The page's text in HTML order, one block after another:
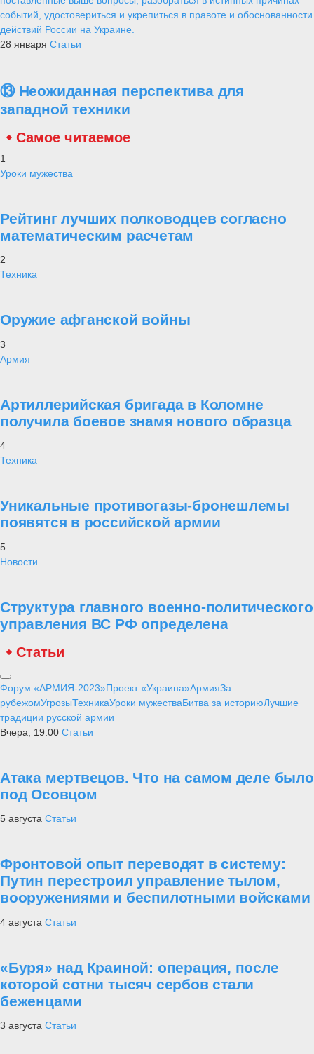
событий, удостовериться и укрепиться в правоте и обоснованности
действий России на Украине.
28 января Статьи
⑬ Неожиданная перспектива для
западной техники
Самое читаемое
1
Уроки мужества
Рейтинг лучших полководцев согласно
математическим расчетам
2
Техника
Оружие афганской войны
3
Армия
Артиллерийская бригада в Коломне
получила боевое знамя нового образца
4
Техника
Уникальные противогазы-бронешлемы
появятся в российской армии
5
Новости
Структура главного военно-политического
управления ВС РФ определена
Статьи
Форум «АРМИЯ-2023»Проект «Украина»АрмияЗа
рубежомУгрозыТехникаУроки мужестваБитва за историюЛучшие
традиции русской армии
Вчера, 19:00 Статьи
Атака мертвецов. Что на самом деле было
под Осовцом
5 августа Статьи
Фронтовой опыт переводят в систему:
Путин перестроил управление тылом,
вооружениями и беспилотными войсками
4 августа Статьи
«Буря» над Краиной: операция, после
которой сотни тысяч сербов стали
беженцами
3 августа Статьи